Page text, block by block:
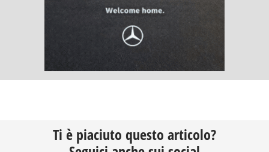
Ti è piaciuto questo articolo?